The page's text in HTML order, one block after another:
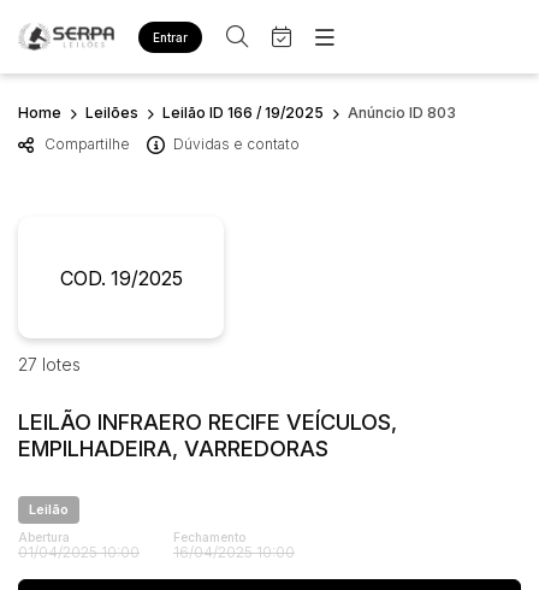
Entrar
Site
Busca por categoria
Bens diversos
Apartamentos
Casa
Terreno
Veículos
Carro
Busca por palavra-chave
Faixa de valor
R$
Home
Home Leilões Leilão ID 166 / 19/2025
Anúncio ID 803
Compartilhe
Dúvidas e contato
COD. 19/2025
27 lotes
LEILÃO INFRAERO RECIFE VEÍCULOS,
EMPILHADEIRA, VARREDORAS
Leilão
Abertura
01/04/2025 10:00
Fechamento
16/04/2025 10:00